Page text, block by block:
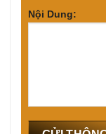
Nội Dung: